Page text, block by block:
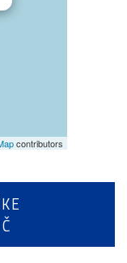
contributors